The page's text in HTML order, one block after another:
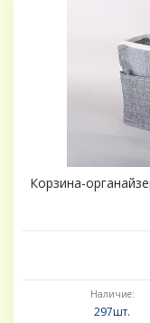
Корзина-
Наличие:
297шт.